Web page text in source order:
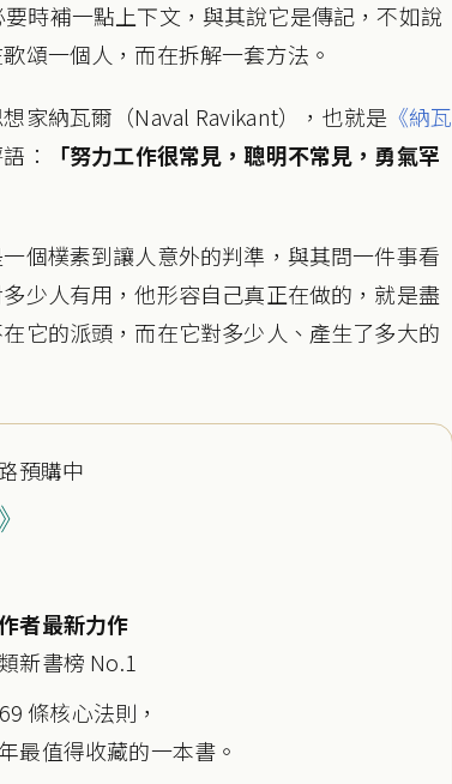
時補一點上下文，與其說它是傳記，不如說
頌一個人，而在拆解一套方法。
家納瓦爾（Naval Ravikant），也就是 《納瓦
：
「努力工作很常見，聰明不常見，勇氣罕
個樸素到讓人意外的判準，與其問一件事看
少人有用，他形容自己真正在做的，就是盡
它的派頭，而在它對多少人、產生了多大的
預購中
者最新力作
新書榜 No.1
條核心法則，
最值得收藏的一本書。